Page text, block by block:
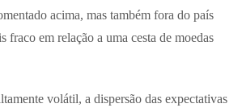
acima, mas também fora do país
fraco em relação a uma cesta de moedas
volátil, a dispersão das expectativas